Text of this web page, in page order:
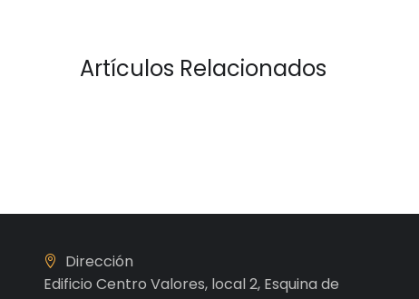
Artículos Relacionados
Dirección
Edificio Centro Valores, local 2, Esquina de